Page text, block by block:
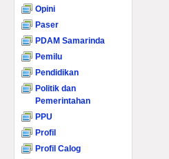
Opini
Paser
PDAM Samarinda
Pemilu
Pendidikan
Politik dan
Pemerintahan
PPU
Profil
Profil Calog